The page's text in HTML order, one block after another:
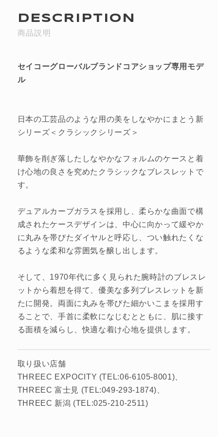
DESCRIPTION
商品説明
セイコーグローバルブランドコアショップ専用モデ
ル
日本の工芸品のような用の美をしなやかにまとう新
シリーズ＜クラシックシリーズ＞
華飾を削ぎ落したしなやかなフォルムのケースと着
け心地の良さを究めたクラシックなブレスレットで
す。
デュアルカーブガラスを採用し、柔らかな曲面で構
成されたケースデザインは、中心に向かって緩やか
に丸みを帯びたダイヤルと呼応し、つい触れたくな
るような柔和な雰囲気を醸し出します。
そして、1970年代に多く見られた腕時計のブレスレ
ットから着想を得て、優美な多列ブレスレットを新
たに開発。両面に丸みを帯びた細かいこまを採用す
ることで、手首に柔軟になじむとともに、肌に接す
る面積を減らし、快適な着け心地を提供します。
取り扱い店舗
THREEC EXPOCITY (TEL:06-6105-8001)
THREEC 富士見 (TEL:049-293-1874)
THREEC 新潟 (TEL:025-210-2511)